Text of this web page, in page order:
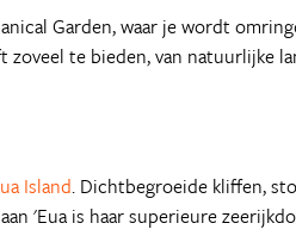
Garden, waar je wordt
zoveel te bieden, van natuurlijke
Island. Dichtbegroeide kliffen,
'Eua is haar superieure